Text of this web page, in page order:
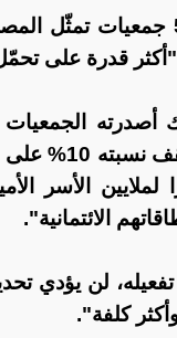
ردا على ذلك، قالت 5
قدرة على
أصدرته
تُبيّن أدلة
لملايين الأسر
الائتمانية".
لن يؤدي
كلفة".